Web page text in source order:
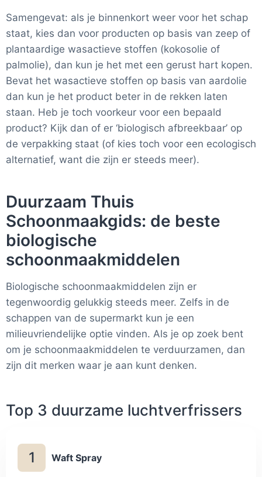
Samengevat: als je binnenkort weer voor het schap
staat, kies dan voor producten op basis van zeep of
plantaardige wasactieve stoffen (kokosolie of
palmolie), dan kun je het met een gerust hart kopen.
Bevat het wasactieve stoffen op basis van aardolie
dan kun je het product beter in de rekken laten
staan. Heb je toch voorkeur voor een bepaald
product? Kijk dan of er ‘biologisch afbreekbaar’ op
de verpakking staat (of kies toch voor een ecologisch
alternatief, want die zijn er steeds meer).
Duurzaam Thuis
Schoonmaakgids: de beste
biologische
schoonmaakmiddelen
Biologische schoonmaakmiddelen zijn er
tegenwoordig gelukkig steeds meer. Zelfs in de
schappen van de supermarkt kun je een
milieuvriendelijke optie vinden. Als je op zoek bent
om je schoonmaakmiddelen te verduurzamen, dan
zijn dit merken waar je aan kunt denken.
Top 3 duurzame luchtverfrissers
1 Waft Spray